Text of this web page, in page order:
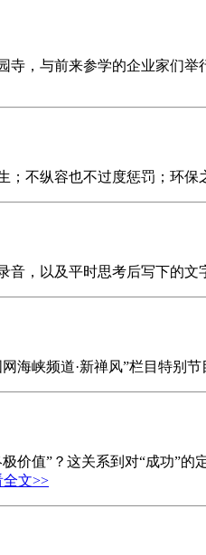
寺，与前来参学的企业家们
；不纵容也不过度惩罚；环
音，以及平时思考后写下的
海峡频道·新禅风”栏目特
价值”？这关系到对“成功”
全文>>